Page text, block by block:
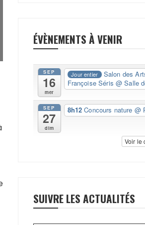
ÉVÈNEMENTS À VENIR
SEP
16
mer
Jour entier
Salon des
Françoise Séris @ Salle
SEP
27
dim
8h12Concours nature @
Voir le
SUIVRE LES ACTUALITÉS